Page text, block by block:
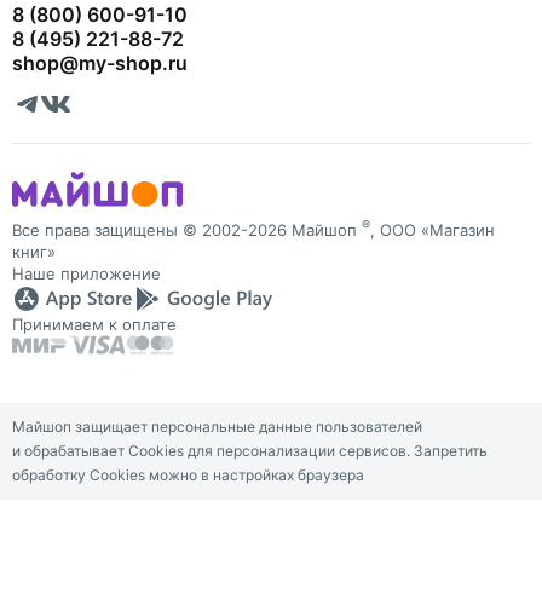
8 (800) 600-91-10
8 (495) 221-88-72
shop@my-shop.ru
Все права защищены © 2002-2026 Майшоп ®, ООО «Магазин
книг»
Наше приложение
Принимаем к оплате
Майшоп защищает персональные данные пользователей
и обрабатывает Cookies для персонализации сервисов. Запретить
обработку Cookies можно в настройках браузера